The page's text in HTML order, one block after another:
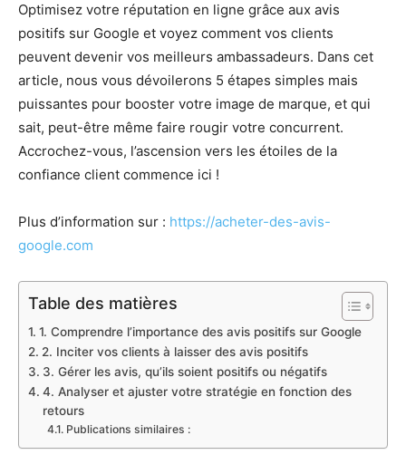
Optimisez votre réputation en ligne grâce aux avis
positifs sur Google et voyez comment vos clients
peuvent devenir vos meilleurs ambassadeurs. Dans cet
article, nous vous dévoilerons 5 étapes simples mais
puissantes pour booster votre image de marque, et qui
sait, peut-être même faire rougir votre concurrent.
Accrochez-vous, l’ascension vers les étoiles de la
confiance client commence ici !
Plus d’information sur : https://acheter-des-avis-
google.com
Table des matières
1. Comprendre l’importance des avis positifs sur Google
2. Inciter vos clients à laisser des avis positifs
3. Gérer les avis, qu’ils soient positifs ou négatifs
4. Analyser et ajuster votre stratégie en fonction des
retours
Publications similaires :